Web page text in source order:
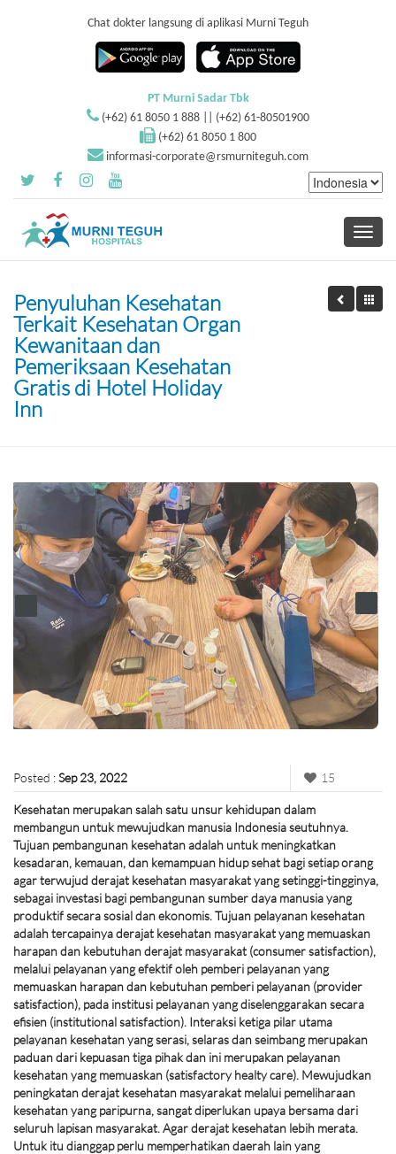
Chat dokter langsung di aplikasi Murni Teguh
PT Murni Sadar Tbk
(+62) 61 8050 1 888 || (+62) 61-80501900
(+62) 61 8050 1 800
informasi-corporate@rsmurniteguh.com
Toggle
Penyuluhan Kesehatan
Terkait Kesehatan Organ
Kewanitaan dan
Pemeriksaan Kesehatan
Gratis di Hotel Holiday
Inn
Posted :Sep 23, 2022 15
Kesehatan merupakan salah satu unsur kehidupan dalam
membangun untuk mewujudkan manusia Indonesia seutuhnya.
Tujuan pembangunan kesehatan adalah untuk meningkatkan
kesadaran, kemauan, dan kemampuan hidup sehat bagi setiap orang
agar terwujud derajat kesehatan masyarakat yang setinggi-tingginya,
sebagai investasi bagi pembangunan sumber daya manusia yang
produktif secara sosial dan ekonomis. Tujuan pelayanan kesehatan
adalah tercapainya derajat kesehatan masyarakat yang memuaskan
harapan dan kebutuhan derajat masyarakat (consumer satisfaction),
melalui pelayanan yang efektif oleh pemberi pelayanan yang
memuaskan harapan dan kebutuhan pemberi pelayanan (provider
satisfaction), pada institusi pelayanan yang diselenggarakan secara
efisien (institutional satisfaction). Interaksi ketiga pilar utama
pelayanan kesehatan yang serasi, selaras dan seimbang merupakan
paduan dari kepuasan tiga pihak dan ini merupakan pelayanan
kesehatan yang memuaskan (satisfactory healty care). Mewujudkan
peningkatan derajat kesehatan masyarakat melalui pemeliharaan
kesehatan yang paripurna, sangat diperlukan upaya bersama dari
seluruh lapisan masyarakat. Agar derajat kesehatan lebih merata.
Untuk itu dianggap perlu memperhatikan daerah lain yang